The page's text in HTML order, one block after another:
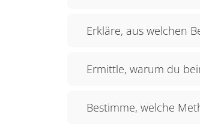
Erkläre, aus welchen
Ermittle, warum du
Bestimme, welche